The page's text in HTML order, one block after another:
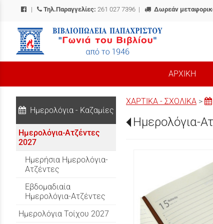
| Τηλ.Παραγγελίες: 261 027 7396 | Δωρεάν
/
ΑΡΧΙΚΗ
Ημερολόγια - Καζαμίες
Ημερολόγια-Ατζέντες
2027
Ημερήσια Ημερολόγια-
Ατζέντες
Εβδομαδιαία
Ημερολόγια-Ατζέντες
Ημερολόγια Τοίχου 2027
ΧΑΡΤΙΚΑ - ΣΧΟΛΙΚΑ >
Ημερολόγια-